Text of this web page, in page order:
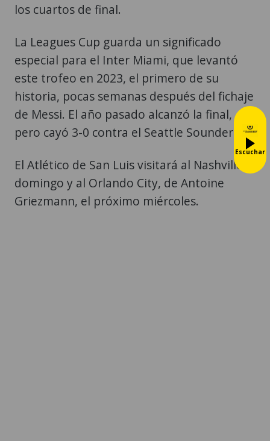
los cuartos de final.
La Leagues Cup guarda un significado
especial para el Inter Miami, que levantó
este trofeo en 2023, el primero de su
historia, pocas semanas después del fichaje
de Messi. El año pasado alcanzó la final,
pero cayó 3-0 contra el Seattle Sounders.
El Atlético de San Luis visitará al Nashville el
domingo y al Orlando City, de Antoine
Griezmann, el próximo miércoles.
Escuchar